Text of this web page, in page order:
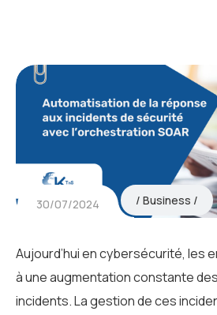
30/07/2024 Business
Aujourd’hui en cybersécurité, les
à une augmentation constante
incidents. La gestion de ces